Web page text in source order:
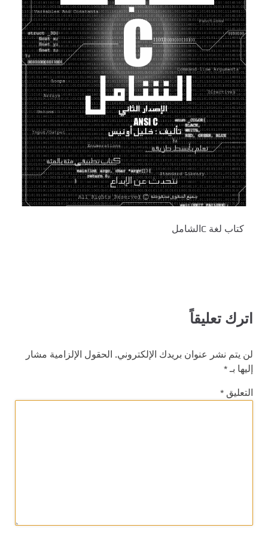
كتاب لغة Cالشامل
اترك تعليقاً
لن يتم نشر عنوان بريدك الإلكتروني. الحقول الإلزامية مشار
إليها بـ*
التعليق *